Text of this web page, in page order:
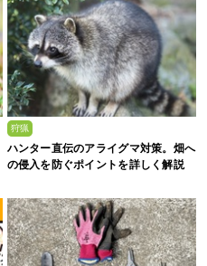
狩猟
ハンター直伝のアライグマ対策。畑へ
の侵入を防ぐポイントを詳しく解説